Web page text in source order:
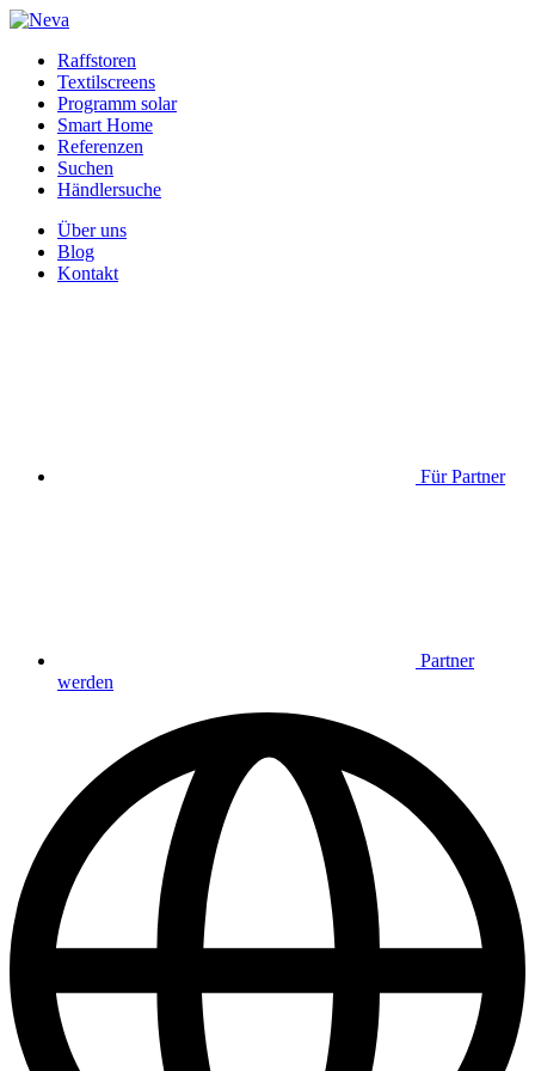
Raffstoren
Textilscreens
Programm solar
Smart Home
Referenzen
Suchen
Händlersuche
Über uns
Blog
Kontakt
Für Partner
Partner
werden